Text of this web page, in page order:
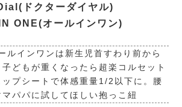
ドクターダイヤル)
ONE(オールインワン)
ルインワンは新生児首すわり前から
どもが重くなったら超楽コルセット
ップシートで体感重量1/2以下に。腰
パパに試してほしい抱っこ紐